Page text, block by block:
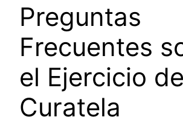
Preguntas
Frecuentes
el Ejercicio
Curatela